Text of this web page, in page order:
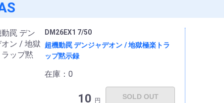
DM26EX1 7/50
超機動罠 デンジャデオン / 地獄極楽トラ
ップ黙示録
在庫：0
10 円 SOLD OUT